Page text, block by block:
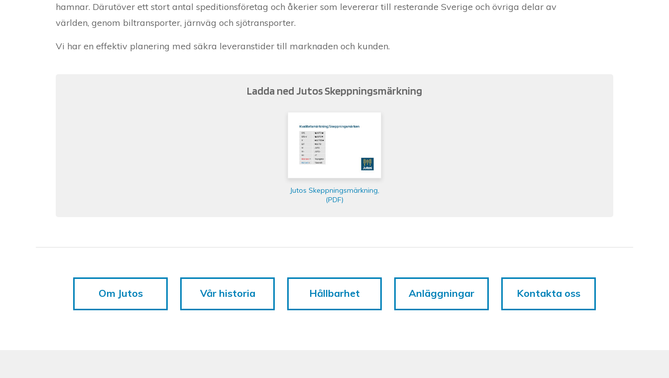
hamnar. Därutöver ett stort antal speditionsföretag och åkerier som levererar till resterande Sverige och övriga delar av
världen, genom biltransporter, järnväg och sjötransporter.
Vi har en effektiv planering med säkra leveranstider till marknaden och kunden.
Ladda ned Jutos Skeppningsmärkning
Jutos Skeppningsmärkning,
(PDF)
Om Jutos Vår historia Hållbarhet Anläggningar Kontakta oss